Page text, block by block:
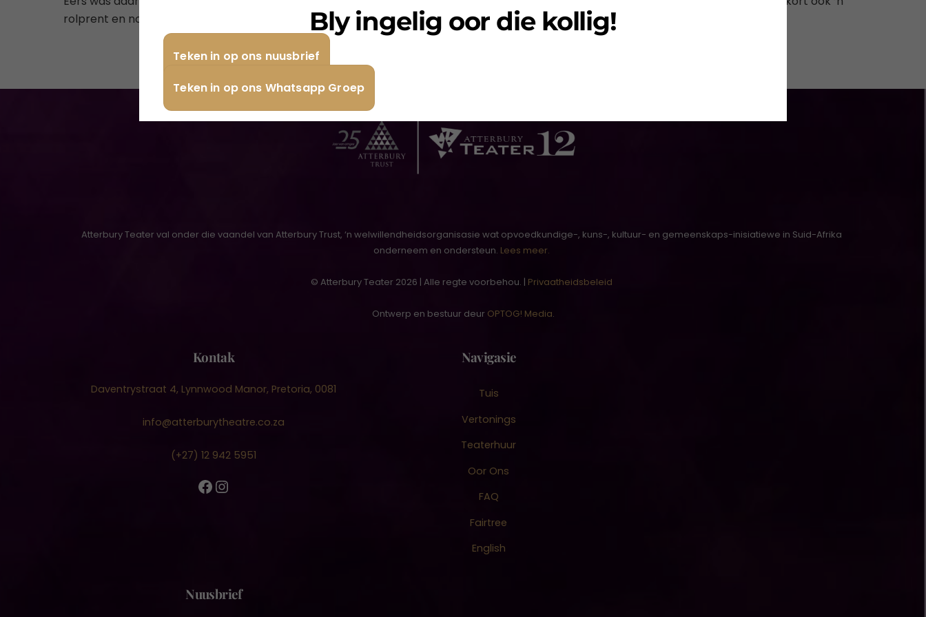
Bly ingelig oor die kollig!
Teken in op ons nuusbrief
Teken in op ons Whatsapp Groep
rolprent en nou ‘n komiese toneelstuk oor oudword op eie terme.
Atterbury Teater val onder die vaandel van Atterbury Trust, ‘n welwillendheidsorganisasie wat opvoedkundige-, kuns-, kultuur- en gemeenskaps-inisiatiewe in Suid-Afrika
onderneem en ondersteun. Lees meer.
© Atterbury Teater 2026 | Alle regte voorbehou. | Privaatheidsbeleid
Ontwerp en bestuur deur OPTOG! Media.
Kontak
Daventrystraat 4, Lynnwood Manor, Pretoria, 0081
info@atterburytheatre.co.za
(+27) 12 942 5951
Facebook
Instagram
Navigasie
Tuis
Vertonings
Teaterhuur
Oor Ons
FAQ
Fairtree
English
Nuusbrief